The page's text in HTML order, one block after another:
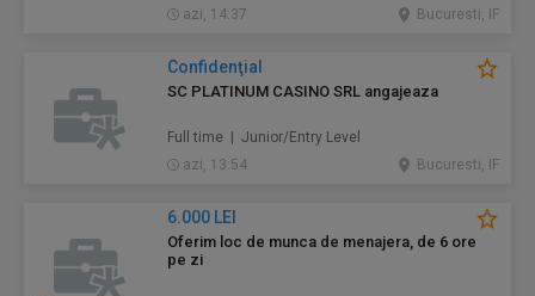
azi, 14:37
Bucuresti, IF
Confidenţial
SC PLATINUM CASINO SRL angajeaza
Full time | Junior/Entry Level
azi, 13:54
Bucuresti, IF
6.000 LEI
Oferim loc de munca de menajera, de 6 ore
pe zi